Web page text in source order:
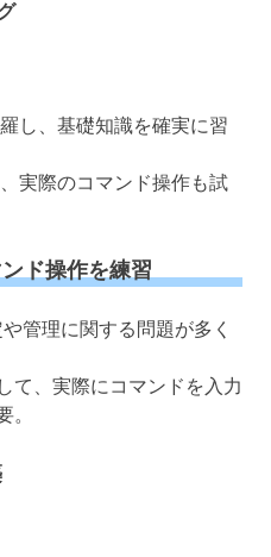
し、基礎知識を確実に習
実際のコマンド操作も試
ド操作を練習
管理に関する問題が多く
て、実際にコマンドを入力
。